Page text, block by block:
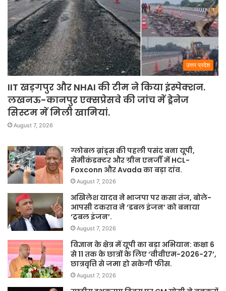
उत्तर प्रदेश
IIT खड़गपुर और NHAI की टीम ने किया इंस्पेक्शन.
लखनऊ-कानपुर एक्सप्रेसवे की जांच में ड्रेनेज
सिस्टम में मिली खामियां.
August 7, 2026
ग्लोबल ब्रांड्स की पहली पसंद बना यूपी,
सेमीकंडक्टर और ग्रीन एनर्जी में HCL-
Foxconn और Avada का बड़ा दांव.
August 7, 2026
अखिलेश यादव ने भाजपा पर कसा तंज, बोले-
आपसी टकराव ने ‘डबल इंजन’ को बनाया
‘ट्रबल इंजन’.
August 7, 2026
विज्ञान के क्षेत्र में यूपी का बड़ा अभियान: कक्षा 6
से 11 तक के छात्रों के लिए ‘वीवीएम-2026-27’,
छात्रवृत्ति से जमा हो सकेगी फीस.
August 7, 2026